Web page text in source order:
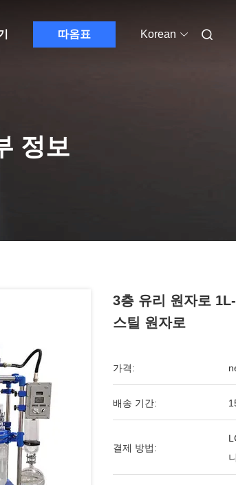
따옴표 Korean
정보
3층 유리 원자로
스틸 원자로
가격:
배송 기간:
결제 방법: